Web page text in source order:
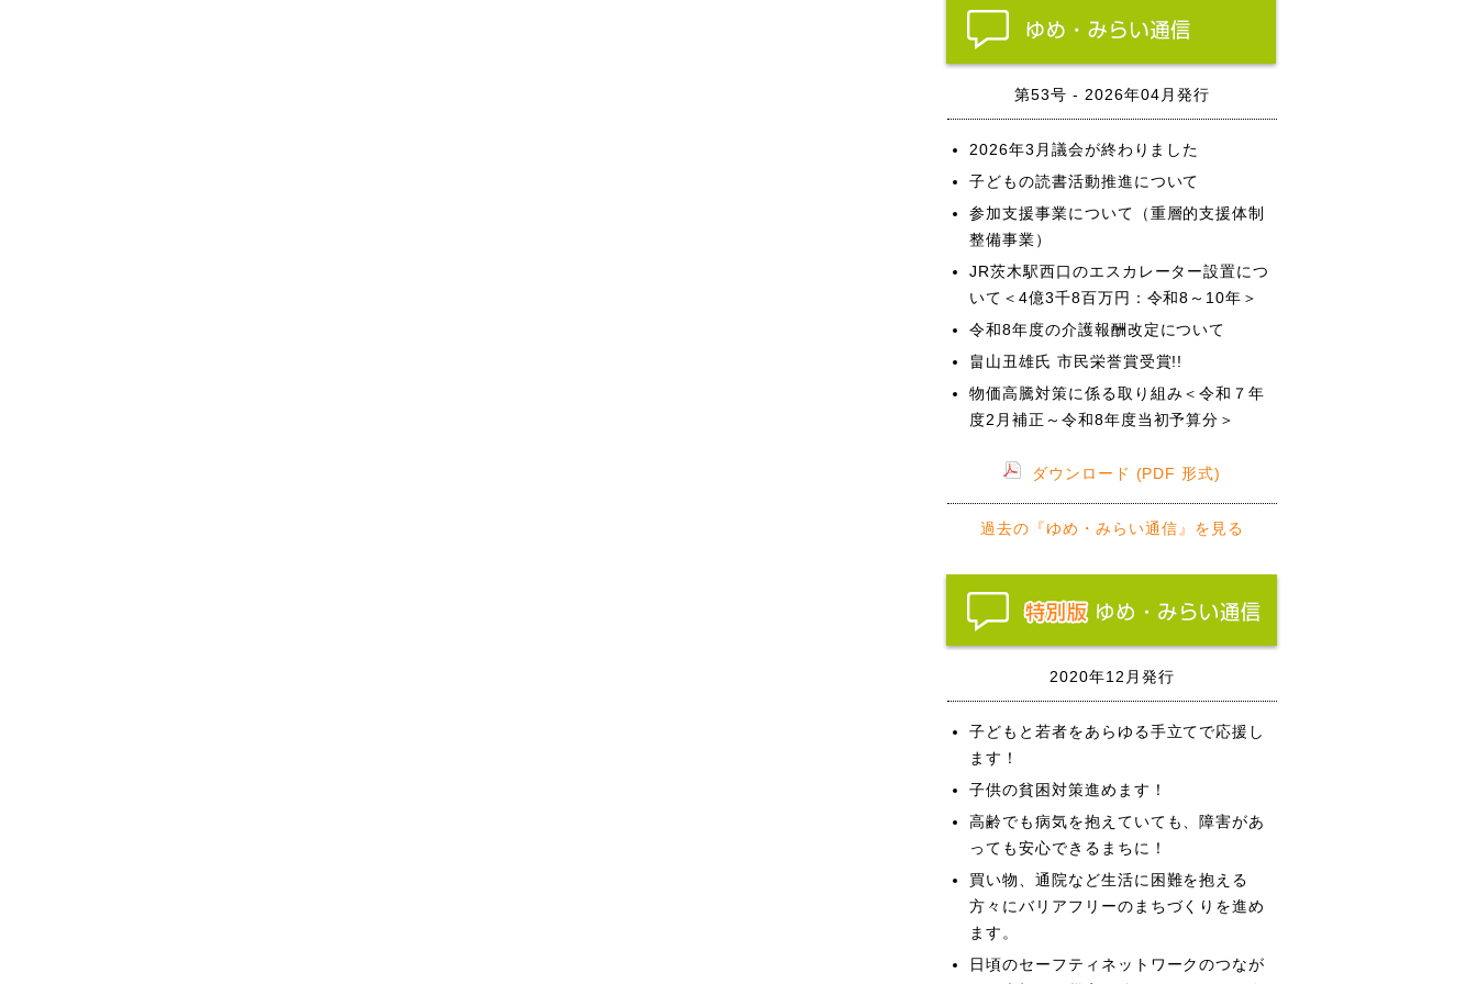
第53号 - 2026年04月発行
2026年3月議会が終わりました
子どもの読書活動推進について
参加支援事業について（重層的支援体制
整備事業）
JR茨木駅西口のエスカレーター設置につ
いて＜4億3千8百万円：令和8～10年＞
令和8年度の介護報酬改定について
畠山丑雄氏 市民栄誉賞受賞!!
物価高騰対策に係る取り組み＜令和７年
度2月補正～令和8年度当初予算分＞
ダウンロード (PDF 形式)
過去の『ゆめ・みらい通信』を見る
2020年12月発行
子どもと若者をあらゆる手立てで応援し
ます！
子供の貧困対策進めます！
高齢でも病気を抱えていても、障害があ
っても安心できるまちに！
買い物、通院など生活に困難を抱える
方々にバリアフリーのまちづくりを進め
ます。
日頃のセーフティネットワークのつなが